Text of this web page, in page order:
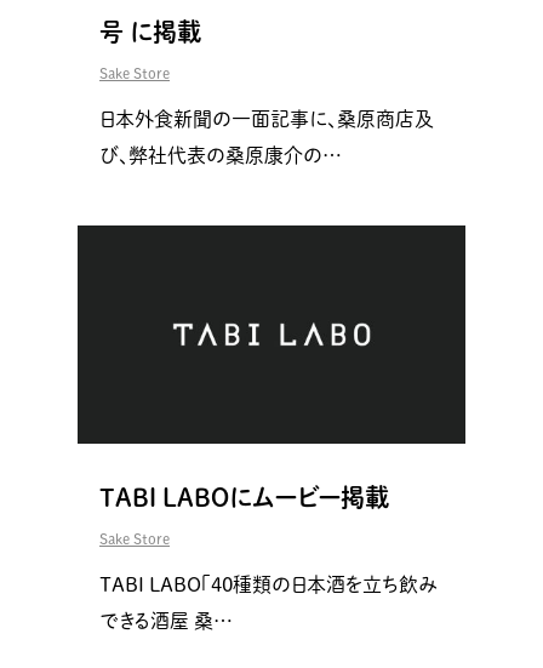
号 に掲載
Sake Store
日本外食新聞の一面記事に、桑原商店及
び、弊社代表の桑原康介の…
TABI LABOにムービー掲載
Sake Store
TABI LABO「40種類の日本酒を立ち飲み
できる酒屋 桑…